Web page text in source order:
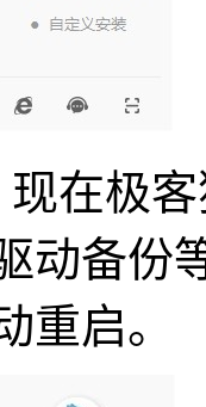
极客
动备份
重启。